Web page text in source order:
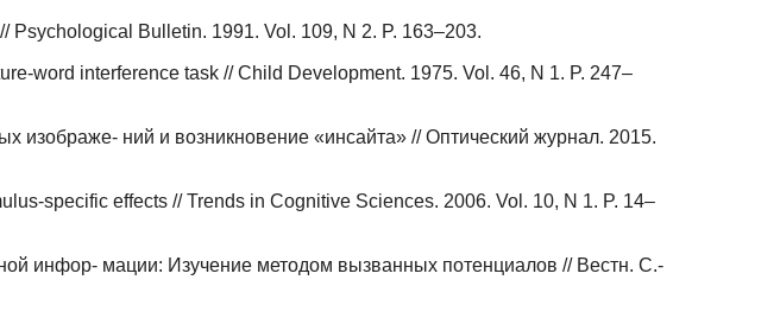
Psychological Bulletin. 1991. Vol. 109, N 2. P. 163–203.
word interference task // Child Development. 1975. Vol. 46, N 1. P. 247–
изображе- ний и возникновение «инсайта» // Оптический журнал. 2015.
specific effects // Trends in Cognitive Sciences. 2006. Vol. 10, N 1. P. 14–
инфор- мации: Изучение методом вызванных потенциалов // Вестн. С.-